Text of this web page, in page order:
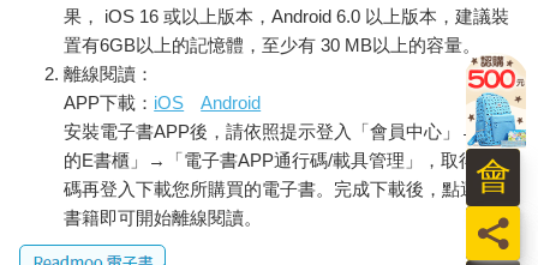
果， iOS 16 或以上版本，Android 6.0 以上版本，建議裝
置有6GB以上的記憶體，至少有 30 MB以上的容量。
離線閱讀：
APP下載： iOS
Android
安裝電子書APP後，請依照提示登入「會員中心」→「我
的E書櫃」→「電子書APP通行碼/載具管理」，取得通行
碼再登入下載您所購買的電子書。完成下載後，點選任一
書籍即可開始離線閱讀。
員
會